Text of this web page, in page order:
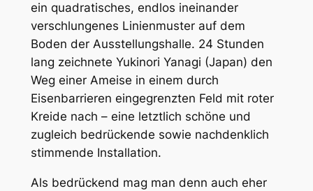
ein quadratisches, endlos ineinander
verschlungenes Linienmuster auf dem
Boden der Ausstellungshalle. 24 Stunden
lang zeichnete Yukinori Yanagi (Japan) den
Weg einer Ameise in einem durch
Eisenbarrieren eingegrenzten Feld mit roter
Kreide nach – eine letztlich schöne und
zugleich bedrückende sowie nachdenklich
stimmende Installation.
Als bedrückend mag man denn auch eher